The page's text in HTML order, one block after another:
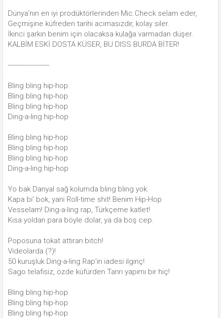
Dünya'nın en iyi prodüktörlerinden Mic.Check selam eder,
Geçmişine küfreden tarihi acımasızdır, kolay siler.
İkinci şarkın benim için olacaksa kulağa varmadan düşer.
KALBİM ESKİ DOSTA KÜSER, BU DISS BURDA BİTER!
---------------------
Bling bling hip-hop
Bling bling hip-hop
Bling bling hip-hop
Ding-a-ling hip-hop
Bling bling hip-hop
Bling bling hip-hop
Bling bling hip-hop
Ding-a-ling hip-hop
Yo bak Danyal sağ kolumda bling bling yok.
Kapa bi' bok, yani Roll-time shit! Benim Hip-Hop
Vesselam! Ding-a-ling rap, Türkçeme katlet!
Kısa yoldan para böyle dolar, ya da boş cep.
Poposuna tokat attıran bitch!
Videolarda (?)!
50 kuruşluk Ding-a-ling Rap'in iadesi ilginç!
Sago telafisiz, özde küfürden Tanrı yapımı bir hiç!
Bling bling hip-hop
Bling bling hip-hop
Bling bling hip-hop